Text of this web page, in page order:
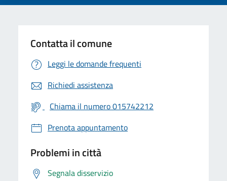
Contatta il comune
Leggi le domande frequenti
Richiedi assistenza
Chiama il numero 015742212
Prenota appuntamento
Problemi in città
Segnala disservizio